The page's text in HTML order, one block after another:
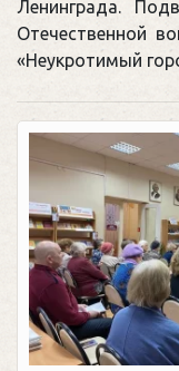
Ленинграда.
Отечественной
«Неукротимый